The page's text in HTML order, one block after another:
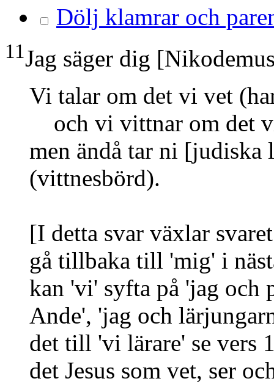
Dölj klamrar och
11Jag säger dig
Vi talar om det vi vet
och vi vittnar om det
men ändå tar ni [judiska
(vittnesbörd).
[I detta svar växlar
gå tillbaka till 'mig' i
kan 'vi' syfta på 'jag och
Ande', 'jag och
det till 'vi lärare' se vers
det Jesus som vet, ser